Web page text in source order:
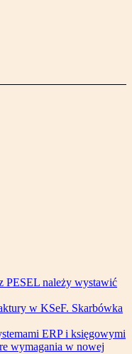
PESEL należy wystawić
w KSeF. Skarbówka
ERP i księgowymi
wymagania w nowej